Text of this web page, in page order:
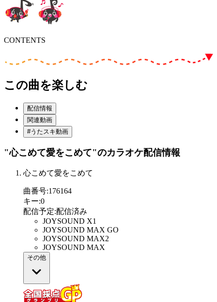
CONTENTS
この曲を楽しむ
配信情報
関連動画
#うたスキ動画
"心こめて愛をこめて"のカラオケ配信情報
心こめて愛をこめて
曲番号:176164
キー:0
配信予定:配信済み
JOYSOUND X1
JOYSOUND MAX GO
JOYSOUND MAX2
JOYSOUND MAX
その他